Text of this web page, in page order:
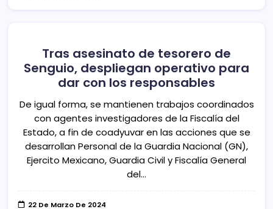
Tras asesinato de tesorero de
Senguio, despliegan operativo para
dar con los responsables
De igual forma, se mantienen trabajos coordinados
con agentes investigadores de la Fiscalía del
Estado, a fin de coadyuvar en las acciones que se
desarrollan Personal de la Guardia Nacional (GN),
Ejercito Mexicano, Guardia Civil y Fiscalía General
del…
22 De Marzo De 2024